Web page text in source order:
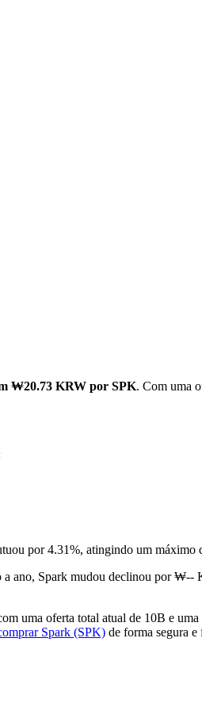
₩20.73 KRW por SPK. Com uma
por 4.31%, atingindo um
a ano, Spark mudou declinou por ₩--
uma oferta total atual de 10B e
Spark (SPK) de forma segura e